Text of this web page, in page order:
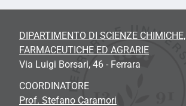
DIPARTIMENTO DI SCIENZE CHIMICHE,
FARMACEUTICHE ED AGRARIE
Via Luigi Borsari, 46 - Ferrara
COORDINATORE
Prof. Stefano Caramori